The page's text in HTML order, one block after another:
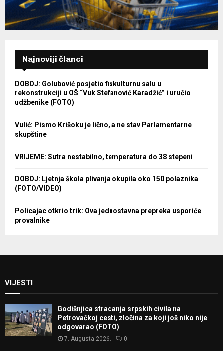
Najnoviji članci
DOBOJ: Golubović posjetio fiskulturnu salu u
rekonstrukciji u OŠ “Vuk Stefanović Karadžić” i uručio
udžbenike (FOTO)
Vulić: Pismo Krišoku je lično, a ne stav Parlamentarne
skupštine
VRIJEME: Sutra nestabilno, temperatura do 38 stepeni
DOBOJ: Ljetnja škola plivanja okupila oko 150 polaznika
(FOTO/VIDEO)
Policajac otkrio trik: Ova jednostavna prepreka usporiće
provalnike
VIJESTI
Godišnjica stradanja srpskih civila na
Petrovačkoj cesti, zločina za koji još niko nije
odgovarao (FOTO)
7. Augusta 2026. 0